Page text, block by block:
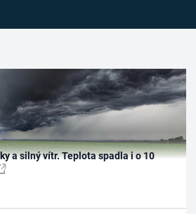
a silný vítr. Teplota spadla i o 10